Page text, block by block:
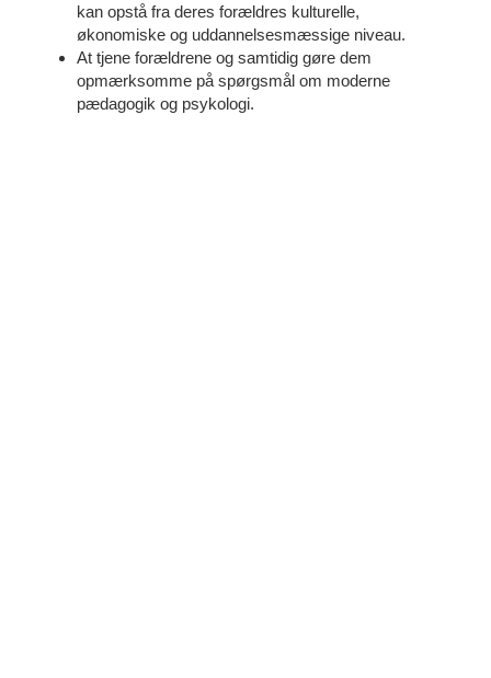
kan opstå fra deres forældres kulturelle,
økonomiske og uddannelsesmæssige niveau.
At tjene forældrene og samtidig gøre dem
opmærksomme på spørgsmål om moderne
pædagogik og psykologi.